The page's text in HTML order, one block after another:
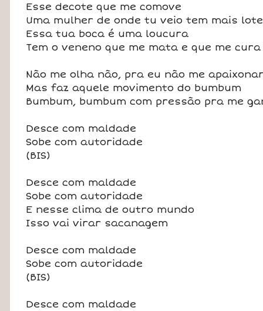
Esse decote que me comove
Uma mulher de onde tu veio tem mais lote
Essa tua boca é uma loucura
Tem o veneno que me mata e que me cura
Não me olha não, pra eu não me
Mas faz aquele movimento do bumbum
Bumbum, bumbum com pressão pra me
Desce com maldade
Sobe com autoridade
(BIS)
Desce com maldade
Sobe com autoridade
E nesse clima de outro mundo
Isso vai virar sacanagem
Desce com maldade
Sobe com autoridade
(BIS)
Desce com maldade